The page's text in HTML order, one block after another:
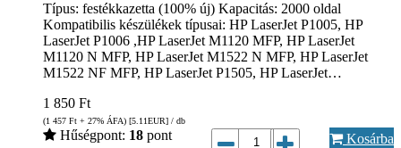
Típus: festékkazetta (100% új) Kapacitás: 2000 oldal
Kompatibilis készülékek típusai: HP LaserJet P1005, HP
LaserJet P1006 ,HP LaserJet M1120 MFP, HP LaserJet
M1120 N MFP, HP LaserJet M1522 N MFP, HP LaserJet
M1522 NF MFP, HP LaserJet P1505, HP LaserJet…
1 850 Ft
(1 457 Ft + 27% ÁFA) [5.11EUR] / db
Hűségpont: 18 pont Kosárba